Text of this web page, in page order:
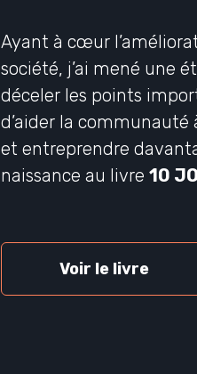
Ayant à cœur
société, j’ai mené une
déceler les points
d’aider la
et entreprendre
naissance au livre 10
Voir le livre